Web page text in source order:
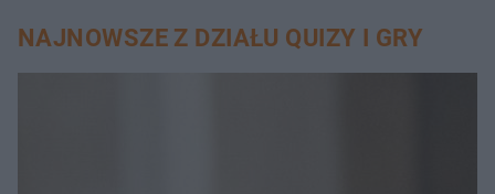
NAJNOWSZE Z DZIAŁU QUIZY I GRY